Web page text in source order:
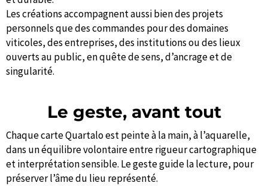
Les créations accompagnent aussi bien des projets
personnels que des commandes pour des domaines
viticoles, des entreprises, des institutions ou des lieux
ouverts au public, en quête de sens, d’ancrage et de
singularité.
Le geste, avant tout
Chaque carte Quartalo est peinte à la main, à l’aquarelle,
dans un équilibre volontaire entre rigueur cartographique
et interprétation sensible. Le geste guide la lecture, pour
préserver l’âme du lieu représenté.